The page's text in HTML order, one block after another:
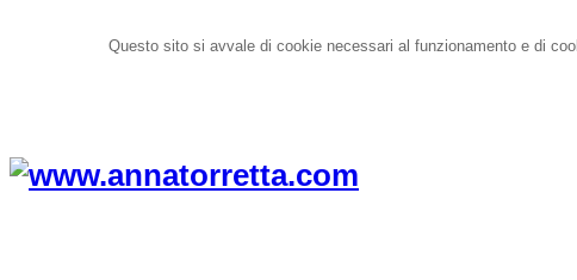
Questo sito si avvale di cookie necessari al funzionamento e di